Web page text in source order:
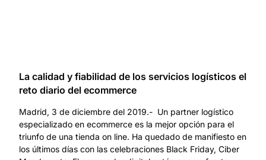
La calidad y fiabilidad de los servicios logísticos el
reto diario del ecommerce
Madrid, 3 de diciembre del 2019.- Un partner logístico
especializado en ecommerce es la mejor opción para el
triunfo de una tienda on line. Ha quedado de manifiesto en
los últimos días con las celebraciones Black Friday, Ciber